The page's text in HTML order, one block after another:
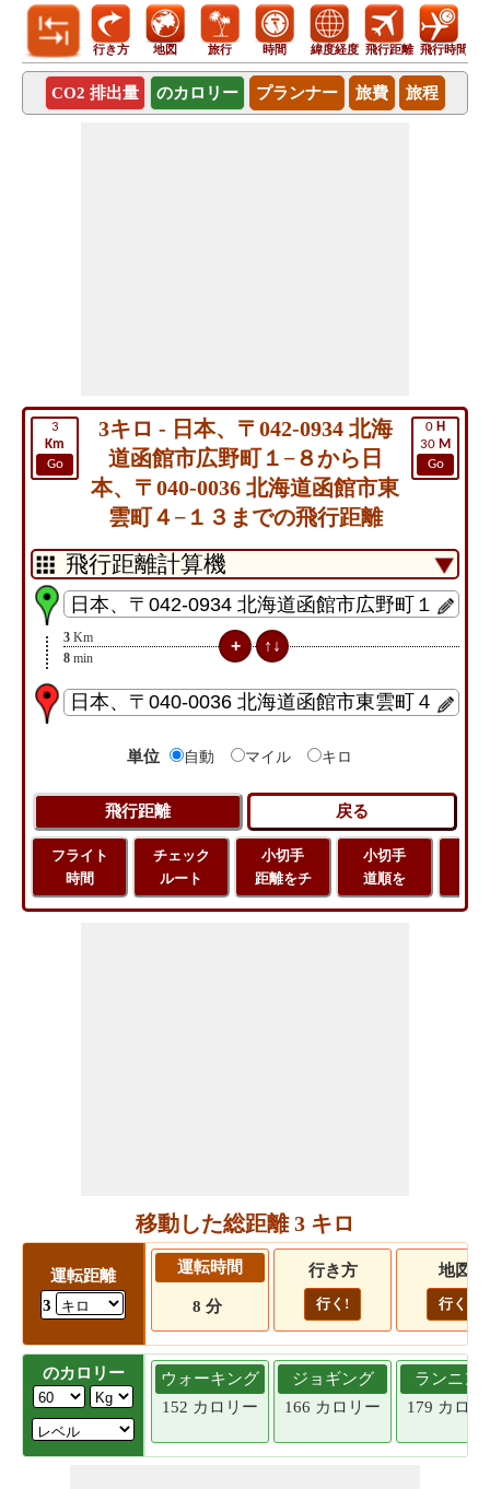
行き方 地図 旅行 時間 緯度経度 飛行距離 飛行時間
CO2 排出量 のカロリー プランナー 旅費 旅程
3
Km
Go
0 H
30 M
Go
3キロ - 日本、〒042-0934 北海
道函館市広野町１−８から日
本、〒040-0036 北海道函館市東
雲町４−１３までの飛行距離
3 Km
8 min
単位 自動 マイル キロ
フライト
時間
チェック
ルート
小切手
距離をチ
小切手
道順を
移動した総距離 3 キロ
運転距離
3
運転時間
8 分
行き方
行く!
地図
行く!
のカロリー
ウォーキング
152 カロリー
ジョギング
166 カロリー
ランニン
179 カロリ